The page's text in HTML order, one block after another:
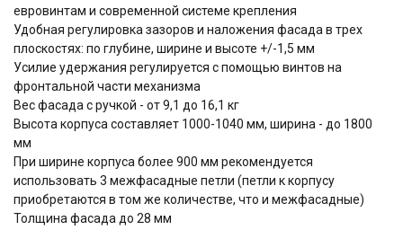
евровинтам и современной системе крепления
Удобная регулировка зазоров и наложения фасада в трех
плоскостях: по глубине, ширине и высоте +/-1,5 мм
Усилие удержания регулируется с помощью винтов на
фронтальной части механизма
Вес фасада с ручкой - от 9,1 до 16,1 кг
Высота корпуса составляет 1000-1040 мм, ширина - до 1800
мм
При ширине корпуса более 900 мм рекомендуется
использовать 3 межфасадные петли (петли к корпусу
приобретаются в том же количестве, что и межфасадные)
Толщина фасада до 28 мм